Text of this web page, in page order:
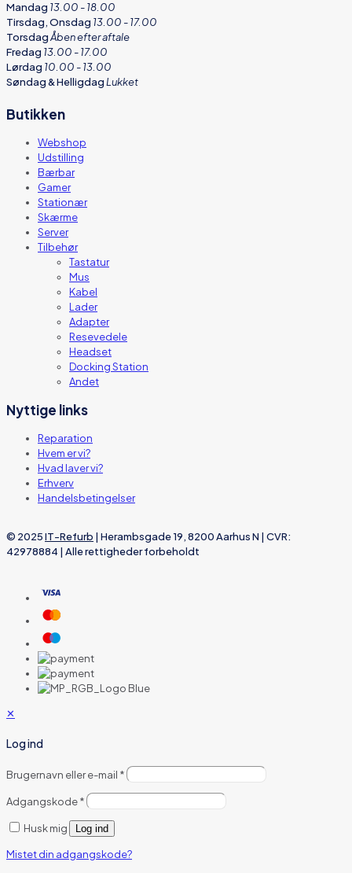
Mandag 13.00 - 18.00
Tirsdag, Onsdag 13.00 - 17.00
TorsdagÅben efter aftale
Fredag 13.00 - 17.00
Lørdag 10.00 - 13.00
Søndag & HelligdagLukket
Butikken
Webshop
Udstilling
Bærbar
Gamer
Stationær
Skærme
Server
Tilbehør
Tastatur
Mus
Kabel
Lader
Adapter
Resevedele
Headset
Docking Station
Andet
Nyttige links
Reparation
Hvem er vi?
Hvad laver vi?
Erhverv
Handelsbetingelser
© 2025IT-Refurb | Herambsgade 19, 8200 Aarhus N | CVR:
42978884 | Alle rettigheder forbeholdt
✕
Log ind
Brugernavn eller e-mail *
Adgangskode*
Husk mig Log ind
Mistet din adgangskode?